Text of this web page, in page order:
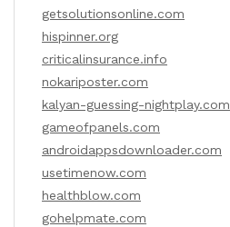
getsolutionsonline.com
hispinner.org
criticalinsurance.info
nokariposter.com
kalyan-guessing-nightplay.com
gameofpanels.com
androidappsdownloader.com
usetimenow.com
healthblow.com
gohelpmate.com